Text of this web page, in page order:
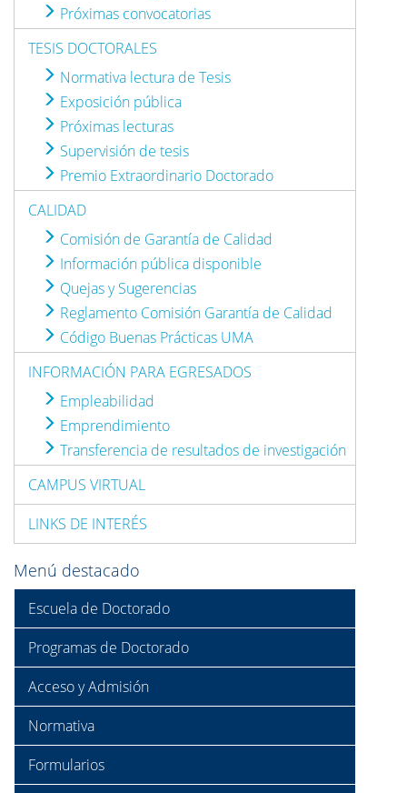
Próximas convocatorias
TESIS DOCTORALES
Normativa lectura de Tesis
Exposición pública
Próximas lecturas
Supervisión de tesis
Premio Extraordinario Doctorado
CALIDAD
Comisión de Garantía de Calidad
Información pública disponible
Quejas y Sugerencias
Reglamento Comisión Garantía de Calidad
Código Buenas Prácticas UMA
INFORMACIÓN PARA EGRESADOS
Empleabilidad
Emprendimiento
Transferencia de resultados de investigación
CAMPUS VIRTUAL
LINKS DE INTERÉS
Menú destacado
Escuela de Doctorado
Programas de Doctorado
Acceso y Admisión
Normativa
Formularios